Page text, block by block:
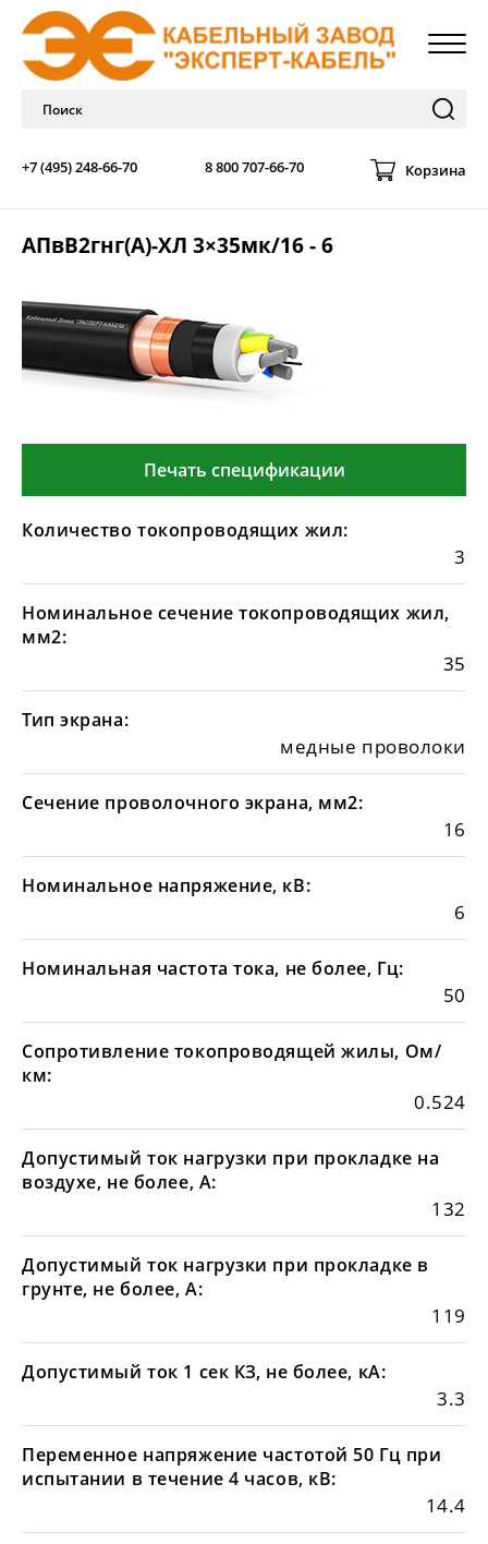
+7 (495) 248-66-70 8 800 707-66-70 Корзина
АПвВ2гнг(А)-ХЛ 3×35мк/16 - 6
Печать спецификации
Количество токопроводящих жил:
3
Номинальное сечение токопроводящих жил,
мм2:
35
Тип экрана:
медные проволоки
Сечение проволочного экрана, мм2:
16
Номинальное напряжение, кВ:
6
Номинальная частота тока, не более, Гц:
50
Сопротивление токопроводящей жилы, Ом/
км:
0.524
Допустимый ток нагрузки при прокладке на
воздухе, не более, А:
132
Допустимый ток нагрузки при прокладке в
грунте, не более, А:
119
Допустимый ток 1 сек КЗ, не более, кА:
3.3
Переменное напряжение частотой 50 Гц при
испытании в течение 4 часов, кВ:
14.4